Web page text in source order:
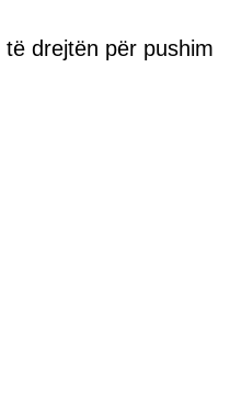
të drejtën për pushim